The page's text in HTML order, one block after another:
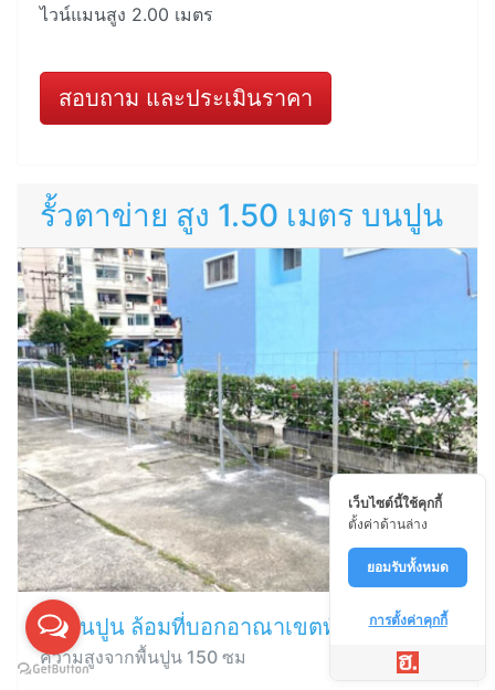
ไวน์แมนสูง 2.00 เมตร
สอบถาม และประเมินราคา
รั้วตาข่าย สูง 1.50 เมตร บนปูน
ตั้งบนปูน ล้อมที่บอกอาณาเขตทั่วไป
ความสูงจากพื้นปูน 150 ซม
เว็บไซต์นี้ใช้คุกกี้
ตั้งค่าด้านล่าง
ยอมรับทั้งหมด
การตั้งค่าคุกกี้